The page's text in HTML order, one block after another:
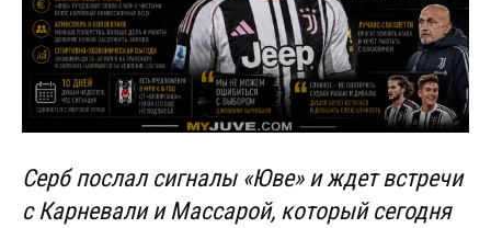
Серб послал сигналы «Юве» и ждет встречи
с Карневали и Массарой, который сегодня